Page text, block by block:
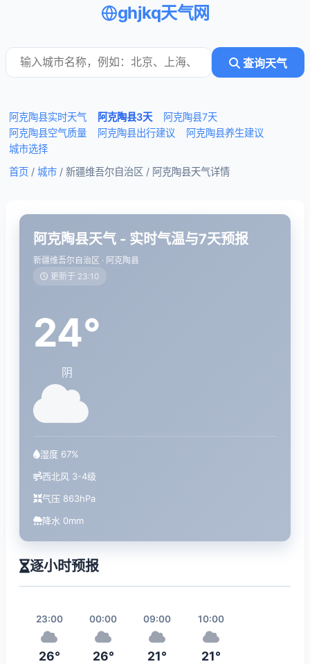
ghjkq天气网
查询天气
阿克陶县实时天气 阿克陶县3天
阿克陶县7天
阿克陶县空气质量
阿克陶县出行建议
阿克陶县养生建议
城市选择
首页 / 城市 / 新疆维吾尔自治区 / 阿克陶县天气详情
阿克陶县天气 - 实时气温与7天预报
新疆维吾尔自治区 · 阿克陶县
更新于 23:10
24°
阴
湿度 67%
西北风 3-4级
气压 863hPa
降水 0mm
逐小时预报
23:00
26°
00:00
26°
09:00
21°
10:00
21°